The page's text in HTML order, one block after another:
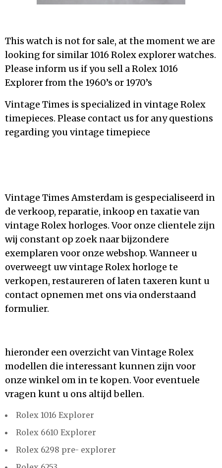
This watch is not for sale, at the moment we are
looking for similar 1016 Rolex explorer watches.
Please inform us if you sell a Rolex 1016
Explorer from the 1960’s or 1970’s
Vintage Times is specialized in vintage Rolex
timepieces. Please contact us for any questions
regarding you vintage timepiece
Vintage Times Amsterdam is gespecialiseerd in
de verkoop, reparatie, inkoop en taxatie van
vintage Rolex horloges. Voor onze clientele zijn
wij constant op zoek naar bijzondere
exemplaren voor onze webshop. Wanneer u
overweegt uw vintage Rolex horloge te
verkopen, restaureren of laten taxeren kunt u
contact opnemen met ons via onderstaand
formulier.
hieronder een overzicht van Vintage Rolex
modellen die interessant kunnen zijn voor
onze winkel om in te kopen. Voor eventuele
vragen kunt u ons altijd bellen.
Rolex 1016 Explorer
Rolex 6610 Explorer
Rolex 6298 pre- explorer